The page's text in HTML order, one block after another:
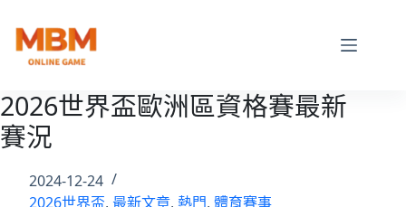
內
容
2026世界盃歐洲區資格賽最新
賽況
2024-12-24
2026世界盃, 最新文章, 熱門, 體育賽事